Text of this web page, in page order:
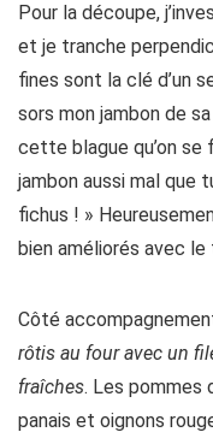
Pour la découpe,
et je tranche
fines sont la clé d’un
sors mon jambon de
cette blague qu’on
jambon aussi mal que
fichus ! »
bien améliorés avec le
Côté
rôtis au four avec un
fraîches. Les pommes
panais et oignons